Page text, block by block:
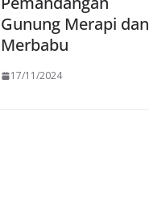
Gunung Merapi dan
Merbabu
17/11/2024